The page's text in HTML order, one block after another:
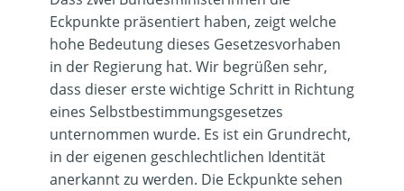
Eckpunkte präsentiert haben, zeigt welche
hohe Bedeutung dieses Gesetzesvorhaben
in der Regierung hat. Wir begrüßen sehr,
dass dieser erste wichtige Schritt in Richtung
eines Selbstbestimmungsgesetzes
unternommen wurde. Es ist ein Grundrecht,
in der eigenen geschlechtlichen Identität
anerkannt zu werden. Die Eckpunkte sehen